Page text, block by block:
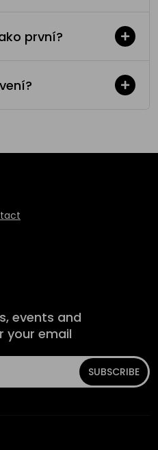
první?
events and
your email
SUBSCRIBE